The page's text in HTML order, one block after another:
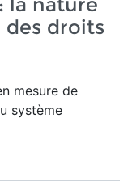
droits
mesure de
système